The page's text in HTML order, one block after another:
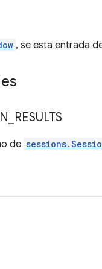
, se esta entrada
RESULTS
de